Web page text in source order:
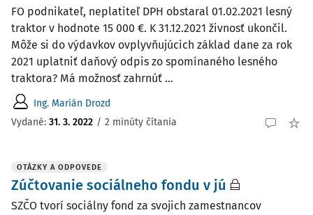
FO podnikateľ, neplatiteľ DPH obstaral 01.02.2021 lesný
traktor v hodnote 15 000 €. K 31.12.2021 živnosť ukončil.
Môže si do výdavkov ovplyvňujúcich základ dane za rok
2021 uplatniť daňový odpis zo spomínaného lesného
traktora? Má možnosť zahrnúť ...
Ing. Marián Drozd
Vydané: 31. 3. 2022 / 2 minúty čítania
OTÁZKY A ODPOVEDE
Zúčtovanie sociálneho fondu v jú
SZČO tvorí sociálny fond za svojich zamestnancov